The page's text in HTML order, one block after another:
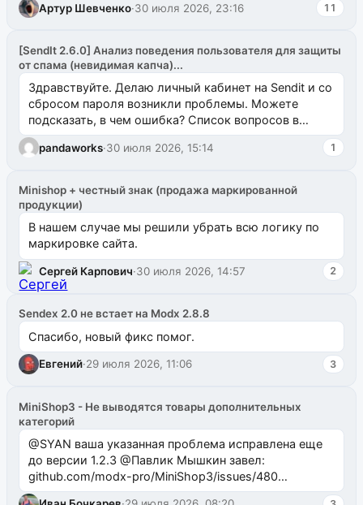
Артур Шевченко·30 июля 2026, 23:16 11
[SendIt 2.6.0] Анализ поведения пользователя для защиты
от спама (невидимая капча)...
Здравствуйте. Делаю личный кабинет на Sendit и со
сбросом пароля возникли проблемы. Можете
подсказать, в чем ошибка? Список вопросов в
одноименном разделе на modx.pro пока пуст, и,...
pandaworks·30 июля 2026, 15:14 1
Minishop + честный знак (продажа маркированной
продукции)
В нашем случае мы решили убрать всю логику по
маркировке сайта.
Сергей Карпович·30 июля 2026, 14:57 2
Sendex 2.0 не встает на Modx 2.8.8
Спасибо, новый фикс помог.
Евгений·29 июля 2026, 11:06 3
MiniShop3 - Не выводятся товары дополнительных
категорий
@SYAN ваша указанная проблема исправлена еще
до версии 1.2.3 @Павлик Мышкин завел:
github.com/modx-pro/MiniShop3/issues/480
github.com/modx-pro/MiniShop3/issues/481Исправим